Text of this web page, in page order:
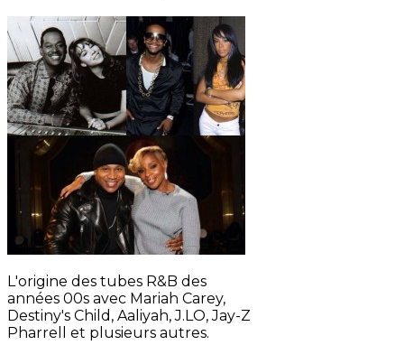
L'origine des tubes R&B des
années 00s avec Mariah Carey,
Destiny's Child, Aaliyah, J.LO, Jay-Z
Pharrell et plusieurs autres.